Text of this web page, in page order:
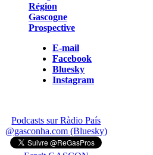
Région
Gascogne
Prospective
E-mail
Facebook
Bluesky
Instagram
Podcasts sur Ràdio País
@gasconha.com (Bluesky)